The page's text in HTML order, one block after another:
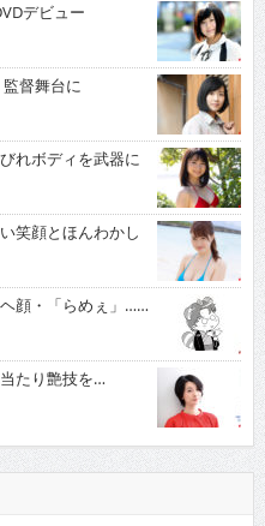
デビュー
督舞台に
れボディを武器に
笑顔とほんわかし
顔・「らめぇ」……
たり艶技を…